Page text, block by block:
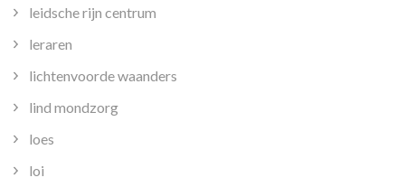
leidsche rijn centrum
leraren
lichtenvoorde waanders
lind mondzorg
loes
loi